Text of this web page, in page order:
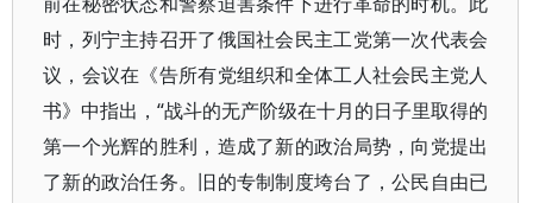
时，列宁主持召开了俄国社会民主工党第一次代表会
议，会议在《告所有党组织和全体工人社会民主党人
书》中指出，“战斗的无产阶级在十月的日子里取得的
第一个光辉的胜利，造成了新的政治局势，向党提出
了新的政治任务。旧的专制制度垮台了，公民自由已